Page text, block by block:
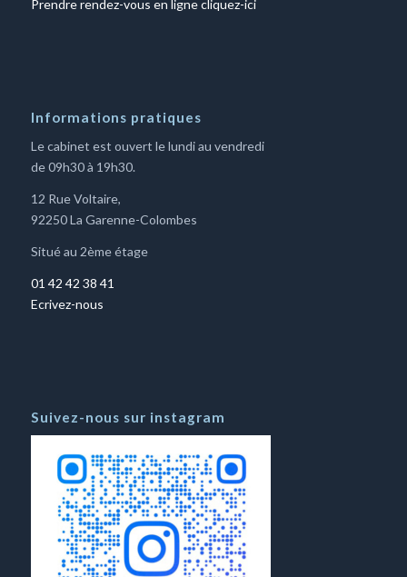
Prendre rendez-vous en ligne cliquez-ici
Informations pratiques
Le cabinet est ouvert le lundi au vendredi
de 09h30 à 19h30.
12 Rue Voltaire,
92250 La Garenne-Colombes
Situé au 2ème étage
01 42 42 38 41
Ecrivez-nous
Suivez-nous sur instagram